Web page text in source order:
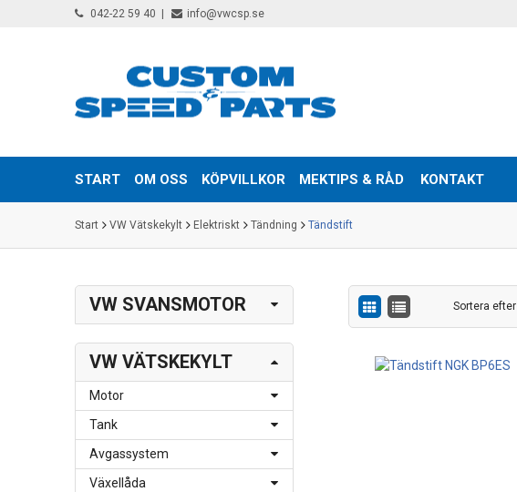
042-22 59 40 info@vwcsp.se
START OM OSS KÖPVILLKOR MEKTIPS & RÅD KONTAKT
Start VW Vätskekylt Elektriskt Tändning Tändstift
VW SVANSMOTOR
VW VÄTSKEKYLT
Motor
Tank
Avgassystem
Växellåda
Sortera efter